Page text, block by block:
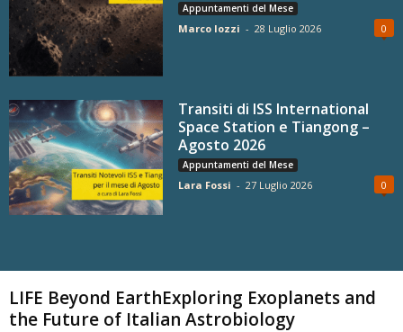
Appuntamenti del Mese
Marco Iozzi - 28 Luglio 2026 0
Transiti di ISS International
Space Station e Tiangong –
Agosto 2026
Appuntamenti del Mese
Lara Fossi - 27 Luglio 2026 0
LIFE Beyond EarthExploring Exoplanets and
the Future of Italian Astrobiology